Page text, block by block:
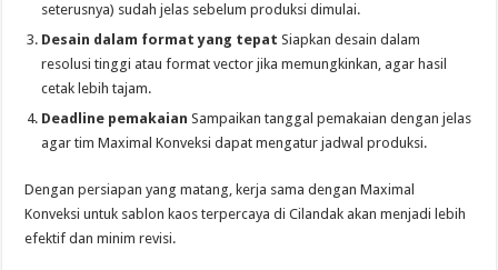
seterusnya) sudah jelas sebelum produksi dimulai.
Desain dalam format yang tepat Siapkan desain dalam
resolusi tinggi atau format vector jika memungkinkan, agar hasil
cetak lebih tajam.
Deadline pemakaian Sampaikan tanggal pemakaian dengan jelas
agar tim Maximal Konveksi dapat mengatur jadwal produksi.
Dengan persiapan yang matang, kerja sama dengan Maximal
Konveksi untuk sablon kaos terpercaya di Cilandak akan menjadi lebih
efektif dan minim revisi.